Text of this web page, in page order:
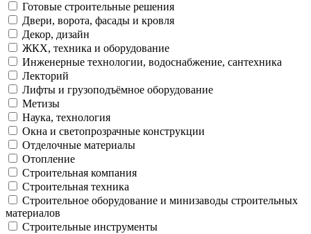
Готовые строительные решения
Двери, ворота, фасады и кровля
Декор, дизайн
ЖКХ, техника и оборудование
Инженерные технологии, водоснабжение, сантехника
Лекторий
Лифты и грузоподъёмное оборудование
Метизы
Наука, технология
Окна и светопрозрачные конструкции
Отделочные материалы
Отопление
Строительная компания
Строительная техника
Строительное оборудование и минизаводы строительных
материалов
Строительные инструменты